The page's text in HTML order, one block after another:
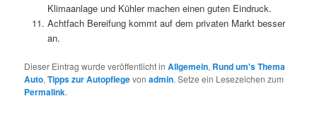
Klimaanlage und Kühler machen einen guten Eindruck.
Achtfach Bereifung kommt auf dem privaten Markt besser
an.
Dieser Eintrag wurde veröffentlicht inAllgemein, Rund um's Thema
Auto,Tipps zur Autopflegevonadmin. Setze ein Lesezeichen zum
Permalink.